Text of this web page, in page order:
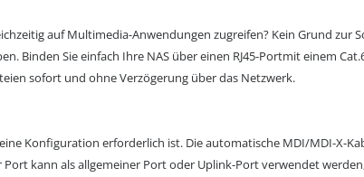
auf Multimedia-Anwendungen zugreifen? Kein Grund zur
Binden Sie einfach Ihre NAS über einen RJ45-Portmit einem
sofort und ohne Verzögerung über das Netzwerk.
Konfiguration erforderlich ist. Die automatische MDI/MDI-X-
Port kann als allgemeiner Port oder Uplink-Port verwendet